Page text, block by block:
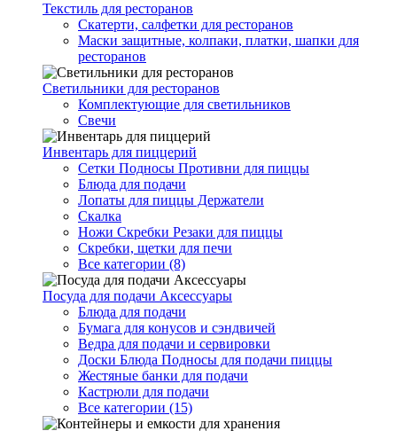
Текстиль для ресторанов
Скатерти, салфетки для ресторанов
Маски защитные, колпаки, платки, шапки для
ресторанов
Светильники для ресторанов
Комплектующие для светильников
Свечи
Инвентарь для пиццерий
Сетки Подносы Противни для пиццы
Блюда для подачи
Лопаты для пиццы Держатели
Скалка
Ножи Скребки Резаки для пиццы
Скребки, щетки для печи
Все категории (8)
Посуда для подачи Аксессуары
Блюда для подачи
Бумага для конусов и сэндвичей
Ведра для подачи и сервировки
Доски Блюда Подносы для подачи пиццы
Жестяные банки для подачи
Кастрюли для подачи
Все категории (15)